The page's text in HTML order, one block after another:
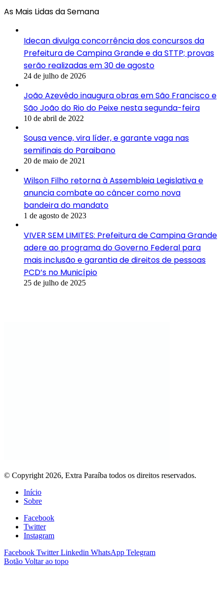
As Mais Lidas da Semana
Idecan divulga concorrência dos concursos da
Prefeitura de Campina Grande e da STTP; provas
serão realizadas em 30 de agosto
24 de julho de 2026
João Azevêdo inaugura obras em São Francisco e
São João do Rio do Peixe nesta segunda-feira
10 de abril de 2022
Sousa vence, vira líder, e garante vaga nas
semifinais do Paraibano
20 de maio de 2021
Wilson Filho retorna à Assembleia Legislativa e
anuncia combate ao câncer como nova
bandeira do mandato
1 de agosto de 2023
VIVER SEM LIMITES: Prefeitura de Campina Grande
adere ao programa do Governo Federal para
mais inclusão e garantia de direitos de pessoas
PCD’s no Município
25 de julho de 2025
© Copyright 2026, Extra Paraíba todos os direitos reservados.
Início
Sobre
Facebook
Twitter
Instagram
Facebook Twitter Linkedin WhatsApp Telegram
Botão Voltar ao topo